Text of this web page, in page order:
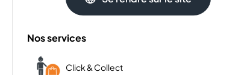
Samedi
11:30 - 22:30
Nos services
Click & Collect